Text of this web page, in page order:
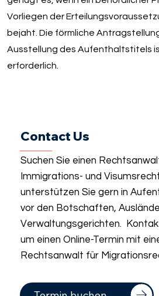
Vorliegen der
bejaht. Die förmliche
Ausstellung des Aufenthaltstitels
erforderlich.
Contact Us
Suchen Sie einen
Immigrations- und
unterstützen Sie gern in
vor den Botschaften,
Verwaltungsgerichten.
um einen Online-Termin mit
Rechtsanwalt für